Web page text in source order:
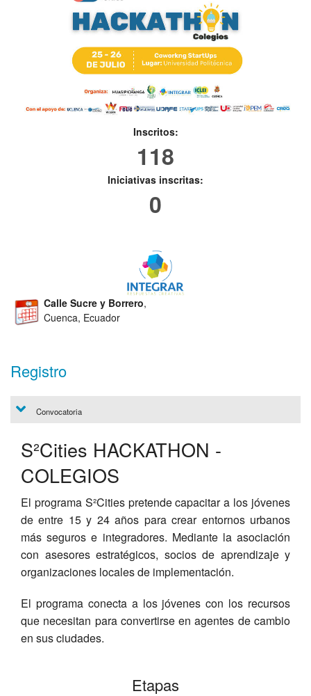
Inscritos:
118
Iniciativas inscritas:
0
Calle Sucre y Borrero,
Cuenca, Ecuador
Registro
Convocatoria
S²Cities HACKATHON -
COLEGIOS
El programa S²Cities pretende capacitar a los jóvenes
de entre 15 y 24 años para crear entornos urbanos
más seguros e integradores. Mediante la asociación
con asesores estratégicos, socios de aprendizaje y
organizaciones locales de implementación.
El programa conecta a los jóvenes con los recursos
que necesitan para convertirse en agentes de cambio
en sus ciudades.
Etapas